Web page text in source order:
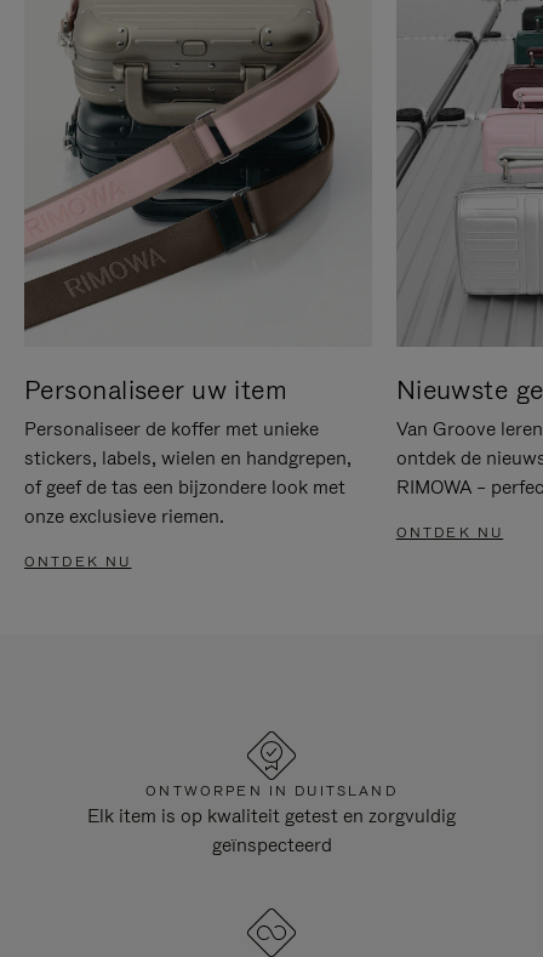
Personaliseer uw item
Personaliseer de koffer met unieke
stickers, labels, wielen en handgrepen,
of geef de tas een bijzondere look met
onze exclusieve riemen.
ONTDEK NU
Nieuwste
Van Groove
ontdek de
RIMOWA –
ONTDEK NU
ONTWORPEN IN DUITSLAND
Elk item is op kwaliteit getest en zorgvuldig
geïnspecteerd